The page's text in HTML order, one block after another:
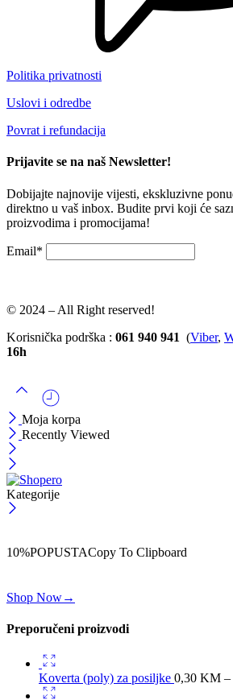
Politika privatnosti
Uslovi i odredbe
Povrat i refundacija
Prijavite se na naš Newsletter!
Dobijajte najnovije vijesti, ekskluzivne
direktno u vaš inbox. Budite prvi koji će
proizvodima i promocijama!
Email*
© 2024 – All Right reserved!
Korisnička podrška : 061 940 941 (Viber,
16h
Moja korpa
Recently Viewed
Kategorije
10%POPUSTACopy To Clipboard
Shop Now→
Preporučeni proizvodi
Koverta (poly) za posiljke 0,30 KM –